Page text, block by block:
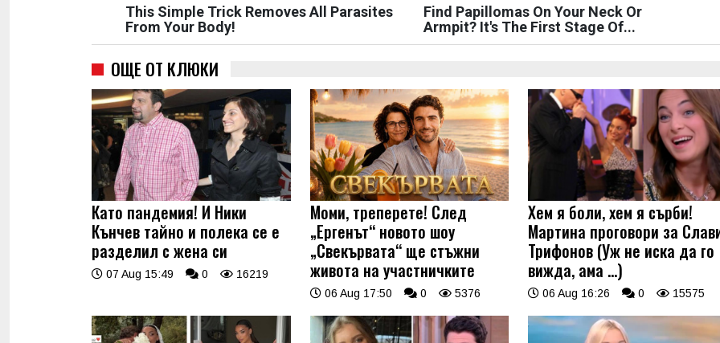
This Simple Trick Removes All Parasites
From Your Body!
Find Papillomas On Your Neck Or
Armpit? It's The First Stage Of...
ОЩЕ ОТ КЛЮКИ
Като пандемия! И Ники
Кънчев тайно и полека се е
разделил с жена си
07 Aug 15:49 0 16219
Моми, треперете! След
„Ергенът“ новото шоу
„Свекървата“ ще стъжни
живота на участничките
06 Aug 17:50 0 5376
Хем я боли, хем я сърби!
Мартина проговори за
Трифонов (Уж не иска да го
вижда, ама …)
06 Aug 16:26 0 15575